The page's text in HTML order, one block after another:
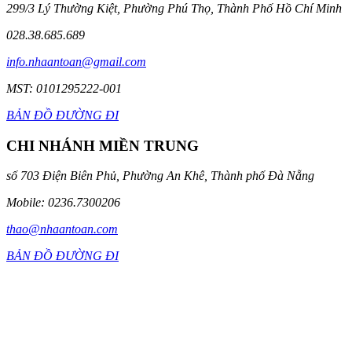
299/3 Lý Thường Kiệt, Phường Phú Thọ, Thành Phố Hồ Chí Minh
028.38.685.689
info.nhaantoan@gmail.com
MST: 0101295222-001
BẢN ĐỒ ĐƯỜNG ĐI
CHI NHÁNH MIỀN TRUNG
số 703 Điện Biên Phủ, Phường An Khê, Thành phố Đà Nẵng
Mobile: 0236.7300206
thao@nhaantoan.com
BẢN ĐỒ ĐƯỜNG ĐI